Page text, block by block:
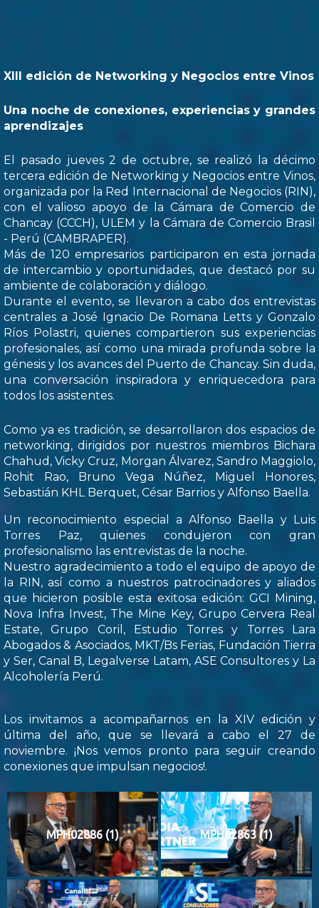
XIII edición de Networking y Negocios entre Vinos
Una noche de conexiones, experiencias y grandes
aprendizajes
El pasado jueves 2 de octubre, se realizó la décimo
tercera edición de Networking y Negocios entre Vinos,
organizada por la Red Internacional de Negocios (RIN),
con el valioso apoyo de la Cámara de Comercio de
Chancay (CCCH), ULEM y la Cámara de Comercio Brasil
- Perú (CAMBRAPER).
Más de 120 empresarios participaron en esta jornada
de intercambio y oportunidades, que destacó por su
ambiente de colaboración y diálogo.
Durante el evento, se llevaron a cabo dos entrevistas
centrales a José Ignacio De Romana Letts y Gonzalo
Ríos Polastri, quienes compartieron sus experiencias
profesionales, así como una mirada profunda sobre la
génesis y los avances del Puerto de Chancay. Sin duda,
una conversación inspiradora y enriquecedora para
todos los asistentes.
Como ya es tradición, se desarrollaron dos espacios de
networking, dirigidos por nuestros miembros Bichara
Chahud, Vicky Cruz, Morgan Álvarez, Sandro Maggiolo,
Rohit Rao, Bruno Vega Núñez, Miguel Honores,
Sebastián KHL Berquet, César Barrios y Alfonso Baella.
Un reconocimiento especial a Alfonso Baella y Luis
Torres Paz, quienes condujeron con gran
profesionalismo las entrevistas de la noche.
Nuestro agradecimiento a todo el equipo de apoyo de
la RIN, así como a nuestros patrocinadores y aliados
que hicieron posible esta exitosa edición: GCI Mining,
Nova Infra Invest, The Mine Key, Grupo Cervera Real
Estate, Grupo Coril, Estudio Torres y Torres Lara
Abogados & Asociados, MKT/Bs Ferias, Fundación Tierra
y Ser, Canal B, Legalverse Latam, ASE Consultores y La
Alcoholería Perú.
Los invitamos a acompañarnos en la XIV edición y
última del año, que se llevará a cabo el 27 de
noviembre. ¡Nos vemos pronto para seguir creando
conexiones que impulsan negocios!.
MPH02886 (1) MPH02863 (1)